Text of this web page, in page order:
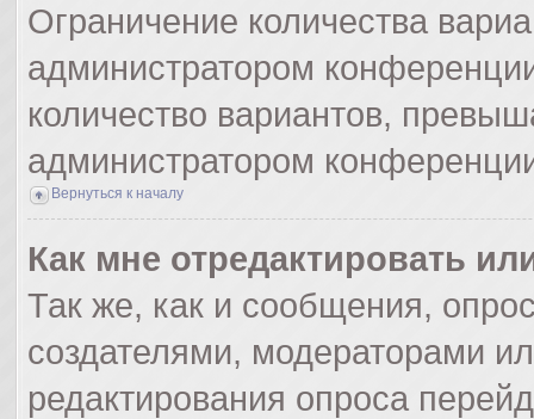
Ограничение количества
администратором
количество вариантов,
администратором
Вернуться к началу
Как мне отредактировать
Так же, как и сообщения,
создателями, модераторами
редактирования опроса